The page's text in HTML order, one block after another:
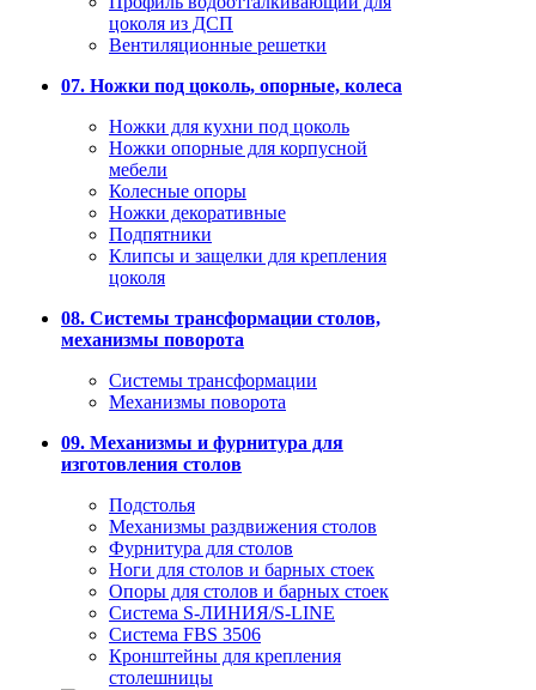
цоколя из ДСП
Вентиляционные решетки
07. Ножки под цоколь, опорные, колеса
Ножки для кухни под цоколь
Ножки опорные для корпусной
мебели
Колесные опоры
Ножки декоративные
Подпятники
Клипсы и защелки для крепления
цоколя
08. Системы трансформации столов,
механизмы поворота
Системы трансформации
Механизмы поворота
09. Механизмы и фурнитура для
изготовления столов
Подстолья
Механизмы раздвижения столов
Фурнитура для столов
Ноги для столов и барных стоек
Опоры для столов и барных стоек
Система S-ЛИНИЯ/S-LINE
Система FBS 3506
Кронштейны для крепления
столешницы